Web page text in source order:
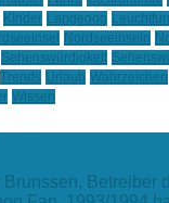
KInder Langeoog
Nordseeinseln
Sehenswürdigkeit
Trends Urlaub Wahrzeichen
Wissen
Brunssen, Betreiber